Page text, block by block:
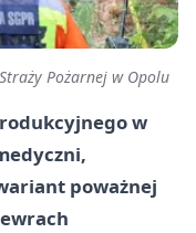
Pożarnej w Opolu
w
poważnej